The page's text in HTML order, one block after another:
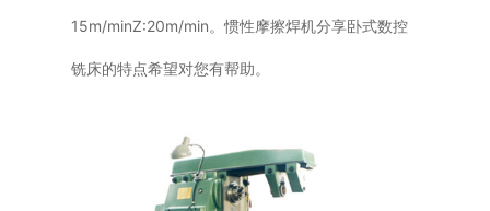
15m/minZ:20m/min。惯性摩擦焊机分享卧式数控
铣床的特点希望对您有帮助。